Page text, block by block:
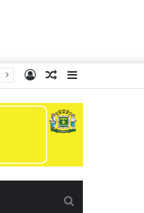
Barra
Lateral
Artigo
aleatório
Entrar